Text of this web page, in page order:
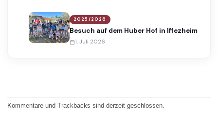
2025/2026
Besuch auf dem Huber Hof in Iffezheim
1. Juli 2026
Kommentare und Trackbacks sind derzeit geschlossen.